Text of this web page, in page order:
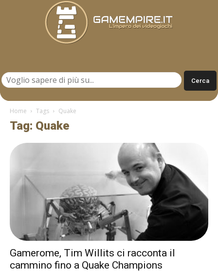
Home Tags Quake
Tag: Quake
Gamerome, Tim Willits ci racconta il
cammino fino a Quake Champions